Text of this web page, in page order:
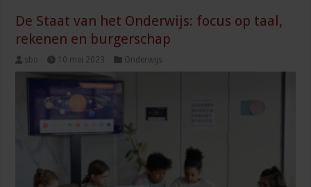
De Staat van het Onderwijs: focus op taal,
rekenen en burgerschap
sbo 10 mei 2023 Onderwijs